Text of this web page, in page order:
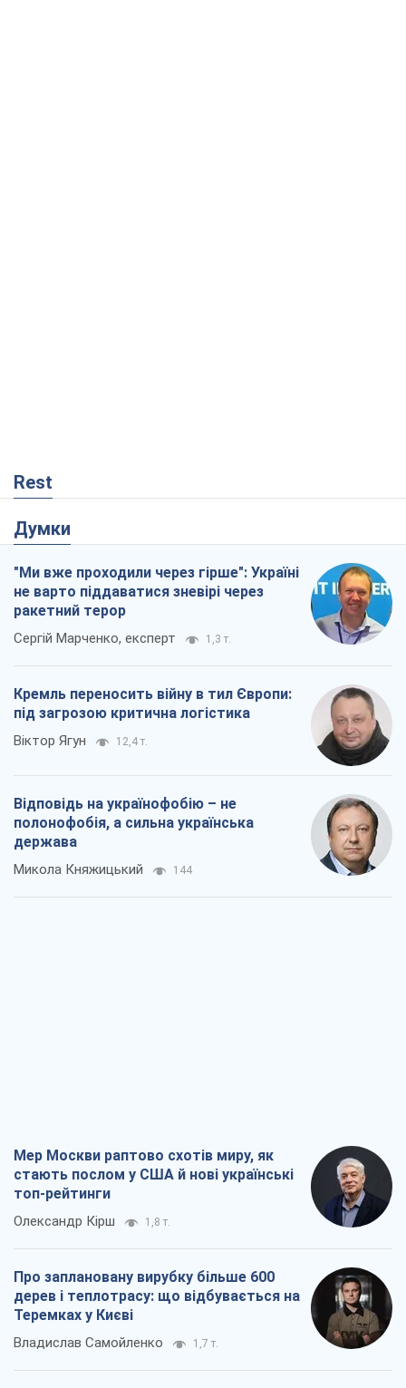
Rest
Думки
"Ми вже проходили через гірше": Україні
не варто піддаватися зневірі через
ракетний терор
Сергій Марченко, експерт 1,3 т.
Кремль переносить війну в тил Європи:
під загрозою критична логістика
Віктор Ягун 12,4 т.
Відповідь на українофобію – не
полонофобія, а сильна українська
держава
Микола Княжицький 144
Мер Москви раптово схотів миру, як
стають послом у США й нові українські
топ-рейтинги
Олександр Кірш 1,8 т.
Про заплановану вирубку більше 600
дерев і теплотрасу: що відбувається на
Теремках у Києві
Владислав Самойленко 1,7 т.